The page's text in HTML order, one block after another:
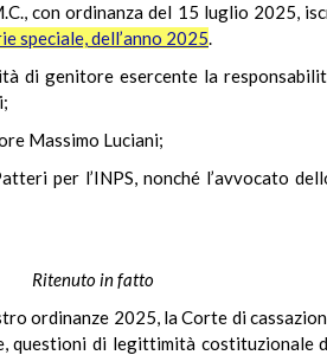
con ordinanza del 15 luglio 2025,
speciale, dell’anno 2025.
genitore esercente la
Massimo Luciani;
per l’INPS, nonché l’avvocato
Ritenuto in fatto
ordinanze 2025, la Corte di
questioni di legittimità costituzionale